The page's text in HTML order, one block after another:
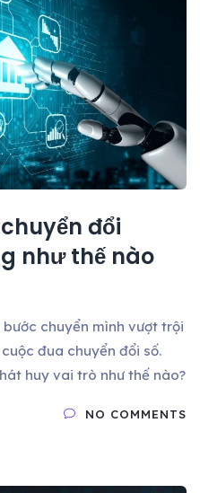
đổi
như thế nào
chuyển mình vượt trội
đua chuyển đổi số.
huy vai trò như thế nào?
NO COMMENTS